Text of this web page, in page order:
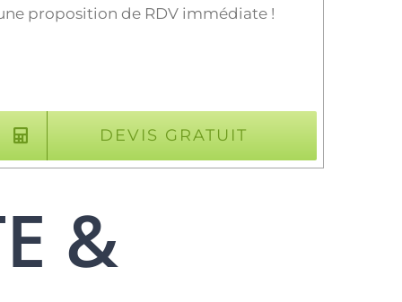
proposition de RDV immédiate !
DEVIS GRATUIT
&